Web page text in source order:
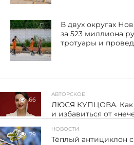
В двух округах
за 523 миллиона
тротуары и
66
АВТОРСКОЕ
ЛЮСЯ КУПЦОВА. Как
и избавиться от
79
НОВОСТИ
Тёплый антициклон